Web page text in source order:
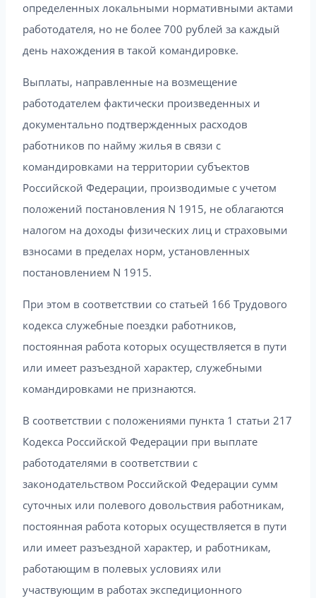
определенных локальными нормативными актами
работодателя, но не более 700 рублей за каждый
день нахождения в такой командировке.
Выплаты, направленные на возмещение
работодателем фактически произведенных и
документально подтвержденных расходов
работников по найму жилья в связи с
командировками на территории субъектов
Российской Федерации, производимые с учетом
положений постановления N 1915, не облагаются
налогом на доходы физических лиц и страховыми
взносами в пределах норм, установленных
постановлением N 1915.
При этом в соответствии со статьей 166 Трудового
кодекса служебные поездки работников,
постоянная работа которых осуществляется в пути
или имеет разъездной характер, служебными
командировками не признаются.
В соответствии с положениями пункта 1 статьи 217
Кодекса Российской Федерации при выплате
работодателями в соответствии с
законодательством Российской Федерации сумм
суточных или полевого довольствия работникам,
постоянная работа которых осуществляется в пути
или имеет разъездной характер, и работникам,
работающим в полевых условиях или
участвующим в работах экспедиционного